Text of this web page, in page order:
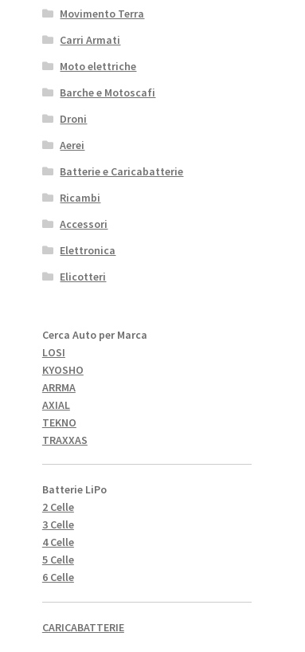
Movimento Terra
Carri Armati
Moto elettriche
Barche e Motoscafi
Droni
Aerei
Batterie e Caricabatterie
Ricambi
Accessori
Elettronica
Elicotteri
Cerca Auto per Marca
LOSI
KYOSHO
ARRMA
AXIAL
TEKNO
TRAXXAS
Batterie LiPo
2 Celle
3 Celle
4 Celle
5 Celle
6 Celle
CARICABATTERIE